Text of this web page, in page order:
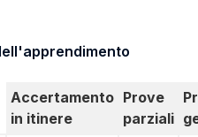
Accertamento
in itinere
Prove
parziali